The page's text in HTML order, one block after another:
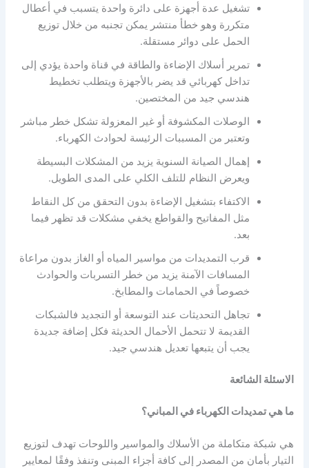
تشغيل عدة أجهزة على دائرة واحدة يتسبب في أعطال
متكررة وهو خطأ منتشر يمكن تجنبه من خلال توزيع
الحمل على دوائر مستقلة.
تمرير أسلاك الإضاءة والطاقة في قناة واحدة يؤدي إلى
تداخل كهربائي قد يضر بالأجهزة ويتطلب تخطيط
هندسي جيد من المختصين.
الوصلات المكشوفة أو غير المعزولة تشكل خطر مباشر
وتعتبر من المسببات الرئيسة لحوادث الكهرباء.
إهمال الصيانة السنوية يزيد من المشكلات البسيطة
ويعرض النظام للتلف الكلي على المدى الطويل.
الاكتفاء بتشغيل الإضاءة بدون التحقق من كل النقاط
مثل المفاتيح والقواطع يخفي مشكلات قد تظهر فيما
بعد.
قرب التمديدات من مواسير المياه أو الغاز بدون مراعاة
المسافات الآمنة يزيد من خطر التسربات والحوادث
خصوصاً في الحمامات والمطابخ.
تجاهل التحديثات عند التوسعة أو التجديد فالشبكات
القديمة لا تتحمل الأحمال الحديثة فكل إضافة جديدة
يجب أن يتبعها تعديل هندسي جيد.
الاسئلة الشائعة
ما هي تمديدات الكهرباء في المباني؟
هي شبكة متكاملة من الأسلاك والمواسير واللوحات تهدف لتوزيع
التيار بأمان من المصدر إلى كافة أجزاء المبنى وتنفذ وفقًا لمعايير